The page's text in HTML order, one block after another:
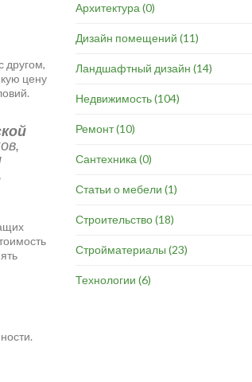
другом,
цену
Архитектура (0)
Дизайн помещений (11)
Ландшафтный дизайн (14)
Недвижимость(104)
Ремонт(10)
Сантехника (0)
Статьи о мебели (1)
Строительство(18)
Стройматериалы (23)
Технологии (6)